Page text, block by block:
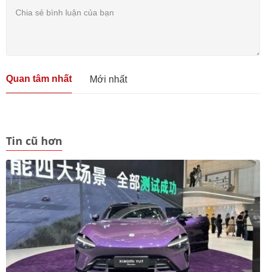
Quan tâm nhất Mới nhất
Tin cũ hơn